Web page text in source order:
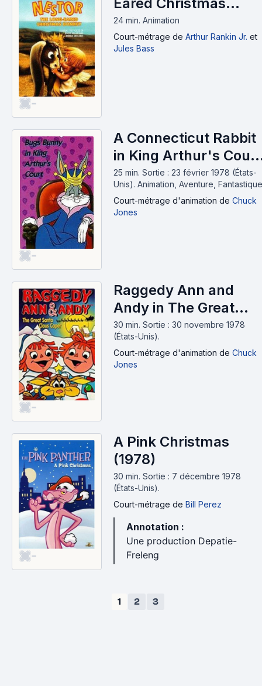
-
Donkey (1977)
24 min. Animation
Court-métrage de Arthur Rankin Jr. et
Jules Bass
-
A Connecticut Rabbit
in King Arthur's Court
(1978)
25 min. Sortie : 23 février 1978 (États-
Unis). Animation, Aventure, Fantastique
Court-métrage d'animation de Chuck
Jones
-
Raggedy Ann and
Andy in The Great
Santa Claus Caper
(1978)
30 min. Sortie : 30 novembre 1978
(États-Unis).
Court-métrage d'animation de Chuck
Jones
-
A Pink Christmas
(1978)
30 min. Sortie : 7 décembre 1978
(États-Unis).
Court-métrage de Bill Perez
Annotation :
Une production Depatie-
Freleng
1 2 3